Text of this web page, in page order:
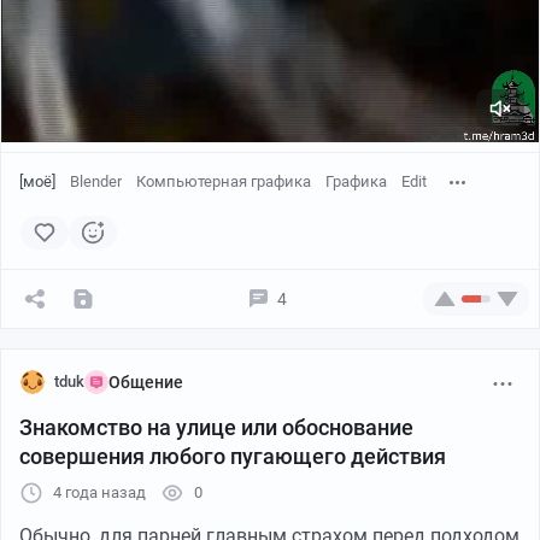
[моё] Blender Компьютерная графика Графика Edit
4
tduk Общение
Знакомство на улице или обоснование
совершения любого пугающего действия
4 года назад 0